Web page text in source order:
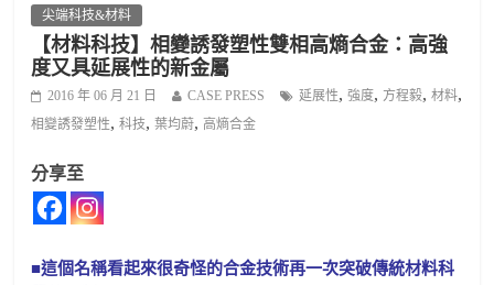
尖端科技&材料
【材料科技】相變誘發塑性雙相高熵合金：高強
度又具延展性的新金屬
2016 年 06 月 21 日 CASE PRESS 延展性,強度, 方程毅,材料,
相變誘發塑性,科技,葉均蔚,高熵合金
分享至
■這個名稱看起來很奇怪的合金技術再一次突破傳統材料科